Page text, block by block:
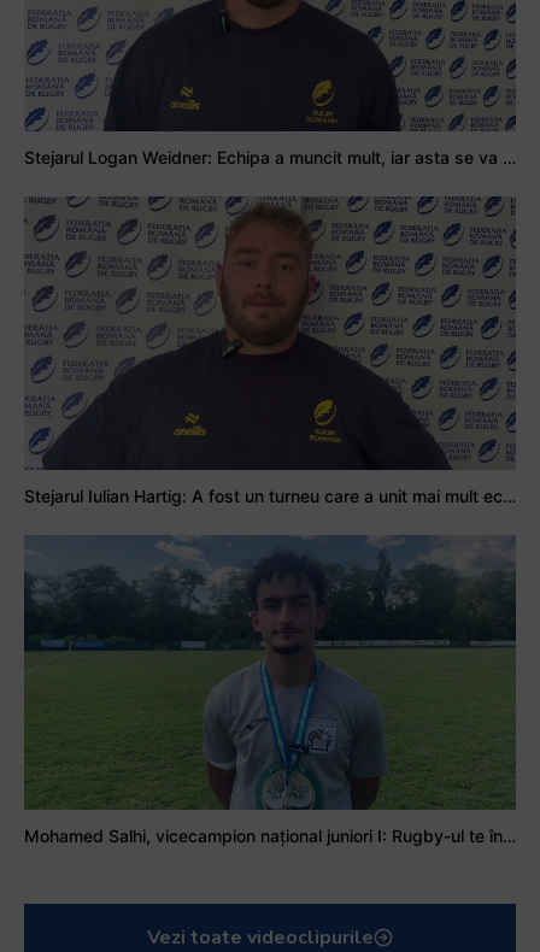
Stejarul Logan Weidner: Echipa a muncit mult, iar asta se va vedea în meciurile de la Nations Cup
Stejarul Iulian Hartig: A fost un turneu care a unit mai mult echipa
Mohamed Salhi, vicecampion național juniori I: Rugby-ul te învață să accepți și înfrângerile
Vezi toate videoclipurile